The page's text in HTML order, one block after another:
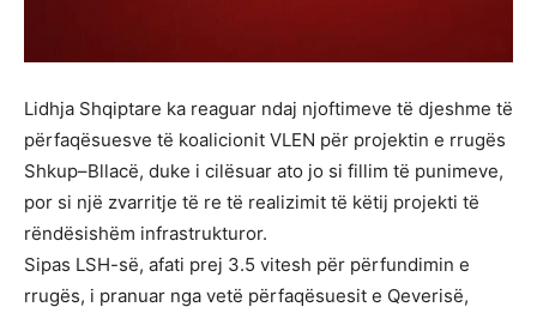
Lidhja Shqiptare ka reaguar ndaj njoftimeve të djeshme të
përfaqësuesve të koalicionit VLEN për projektin e rrugës
Shkup–Bllacë, duke i cilësuar ato jo si fillim të punimeve,
por si një zvarritje të re të realizimit të këtij projekti të
rëndësishëm infrastrukturor.
Sipas LSH-së, afati prej 3.5 vitesh për përfundimin e
rrugës, i pranuar nga vetë përfaqësuesit e Qeverisë,